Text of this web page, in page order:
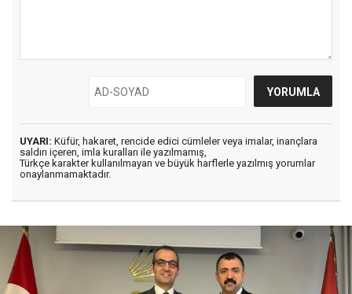
UYARI: Küfür, hakaret, rencide edici cümleler veya imalar, inançlara
saldırı içeren, imla kuralları ile yazılmamış,
Türkçe karakter kullanılmayan ve büyük harflerle yazılmış yorumlar
onaylanmamaktadır.